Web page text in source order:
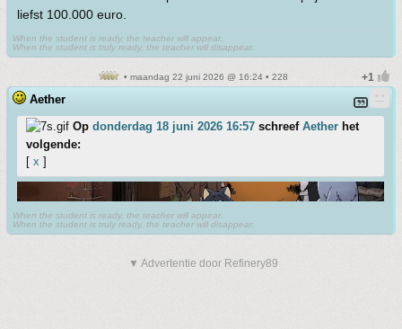
liefst 100.000 euro.
When the student is ready, the teacher will appear.
When the student is truly ready, the teacher will disappear.
• maandag 22 juni 2026 @ 16:24 • 228
Aether
Op donderdag 18 juni 2026 16:57 schreef Aether het
volgende:
[ x ]
When the student is ready, the teacher will appear.
When the student is truly ready, the teacher will disappear.
▼ Advertentie door Refinery89